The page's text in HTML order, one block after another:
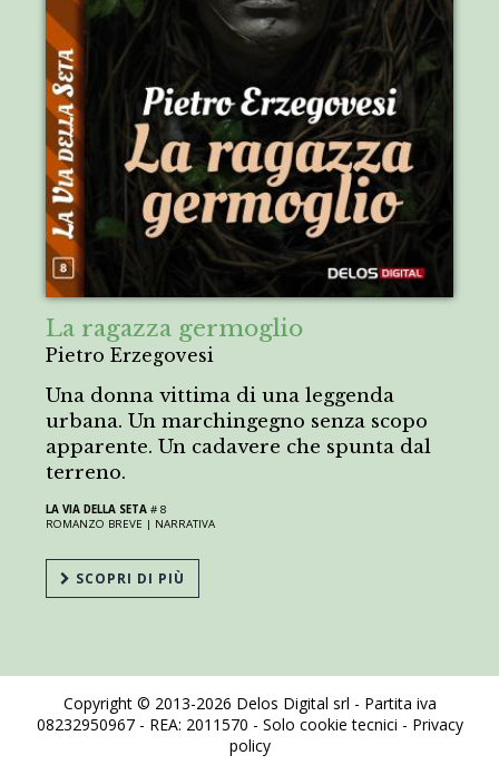
La ragazza germoglio
Pietro Erzegovesi
Una donna vittima di una leggenda
urbana. Un marchingegno senza scopo
apparente. Un cadavere che spunta dal
terreno.
LA VIA DELLA SETA # 8
ROMANZO BREVE | NARRATIVA
SCOPRI DI PIÙ
Copyright © 2013-2026 Delos Digital srl - Partita iva
08232950967 - REA: 2011570 - Solo cookie tecnici - Privacy
policy